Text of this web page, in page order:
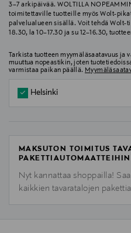
3–7 arkipäivää. WOLTILLA
toimitettaville tuotteille myös Wolt-
palvelualueen sisällä. Voit tehdä Wolt-
18.30, la 10–17.30 ja su 12–16.30,
Tarkista tuotteen myymäläsaatavuus ja
muuttua nopeastikin, joten
varmistaa paikan päällä.
Helsinki
MAKSUTON TOIMITUS
PAKETTIAUTOMAATTEIHIN
Nyt kannattaa shoppailla!
kaikkien tavaratalojen